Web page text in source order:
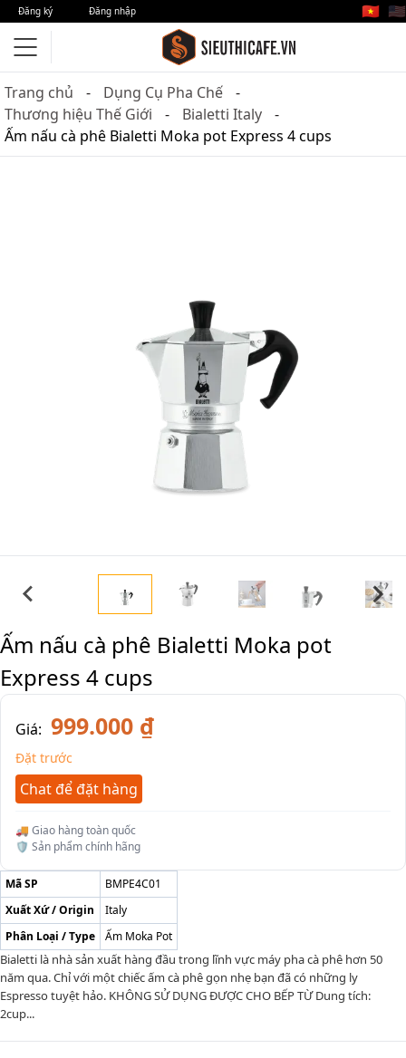
Đăng ký Đăng nhập 🇻🇳 🇺🇸
Trang chủ
Dụng Cụ Pha Chế
Thương hiệu Thế Giới
Bialetti Italy
Ấm nấu cà phê Bialetti Moka pot Express 4 cups
Ấm nấu cà phê Bialetti Moka pot
Express 4 cups
Giá: 999.000 ₫
Đặt trước
Chat để đặt hàng
🚚 Giao hàng toàn quốc
🛡️ Sản phẩm chính hãng
Mã SP
BMPE4C01
Xuất Xứ / Origin
Italy
Phân Loại / Type
Ấm Moka Pot
Bialetti là nhà sản xuất hàng đầu trong lĩnh vực máy pha cà phê hơn 50
năm qua. Chỉ với một chiếc ấm cà phê gọn nhẹ bạn đã có những ly
Espresso tuyệt hảo. KHÔNG SỬ DỤNG ĐƯỢC CHO BẾP TỪ Dung tích:
2cup...